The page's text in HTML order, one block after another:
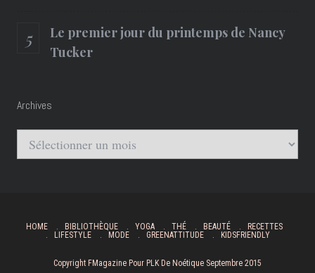
Le premier jour du printemps de Nancy
Tucker
Archives
Archives
HOME BIBLIOTHÈQUE YOGA THÉ BEAUTÉ
RECETTES
LIFESTYLE
MODE GREENATTITUDE KIDSFRIENDLY
Copyright FMagazine Pour PLK De Noétique Septembre 2015